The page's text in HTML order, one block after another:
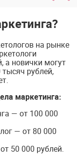
на рынке
а новички могут
рублей,
маркетинга:
— от 100 000
— от 80 000
50 000 рублей.